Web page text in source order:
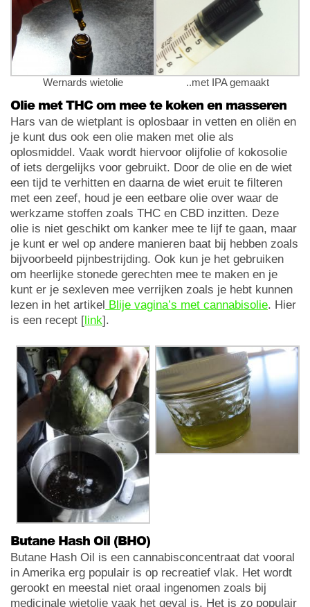
Wernards wietolie ..met IPA gemaakt
Olie met THC om mee te koken en masseren
Hars van de wietplant is oplosbaar in vetten en oliën en
je kunt dus ook een olie maken met olie als
oplosmiddel. Vaak wordt hiervoor olijfolie of kokosolie
of iets dergelijks voor gebruikt. Door de olie en de wiet
een tijd te verhitten en daarna de wiet eruit te filteren
met een zeef, houd je een eetbare olie over waar de
werkzame stoffen zoals THC en CBD inzitten. Deze
olie is niet geschikt om kanker mee te lijf te gaan, maar
je kunt er wel op andere manieren baat bij hebben zoals
bijvoorbeeld pijnbestrijding. Ook kun je het gebruiken
om heerlijke stonede gerechten mee te maken en je
kunt er je sexleven mee verrijken zoals je hebt kunnen
lezen in het artikel Blije vagina’s met cannabisolie. Hier
is een recept [link].
Butane Hash Oil (BHO)
Butane Hash Oil is een cannabisconcentraat dat vooral
in Amerika erg populair is op recreatief vlak. Het wordt
gerookt en meestal niet oraal ingenomen zoals bij
medicinale wietolie vaak het geval is. Het is zo populair